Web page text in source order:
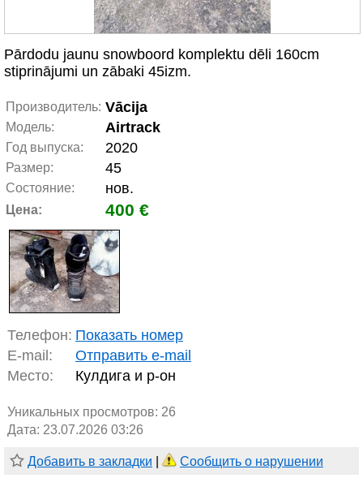
Pārdodu jaunu snowboord komplektu dēli 160cm
stiprinājumi un zābaki 45izm.
Производитель: Vācija
Модель: Airtrack
Год выпуска: 2020
Размер: 45
Состояние: нов.
Цена: 400 €
Телефон: Показать номер
E-mail:
Отправить e-mail
Место:
Кулдига и р-он
Уникальных просмотров: 26
Дата: 23.07.2026 03:26
Добавить в закладки Сообщить о нарушении